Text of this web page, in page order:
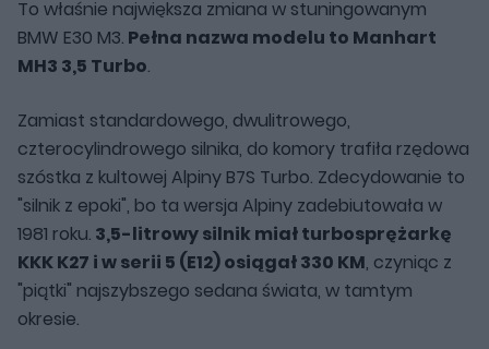
To właśnie największa zmiana w stuningowanym
BMW E30 M3. Pełna nazwa modelu to Manhart
MH3 3,5 Turbo.
Zamiast standardowego, dwulitrowego,
czterocylindrowego silnika, do komory trafiła rzędowa
szóstka z kultowej Alpiny B7S Turbo. Zdecydowanie to
"silnik z epoki", bo ta wersja Alpiny zadebiutowała w
1981 roku. 3,5-litrowy silnik miał turbosprężarkę
KKK K27 i w serii 5 (E12) osiągał 330 KM, czyniąc z
"piątki" najszybszego sedana świata, w tamtym
okresie.